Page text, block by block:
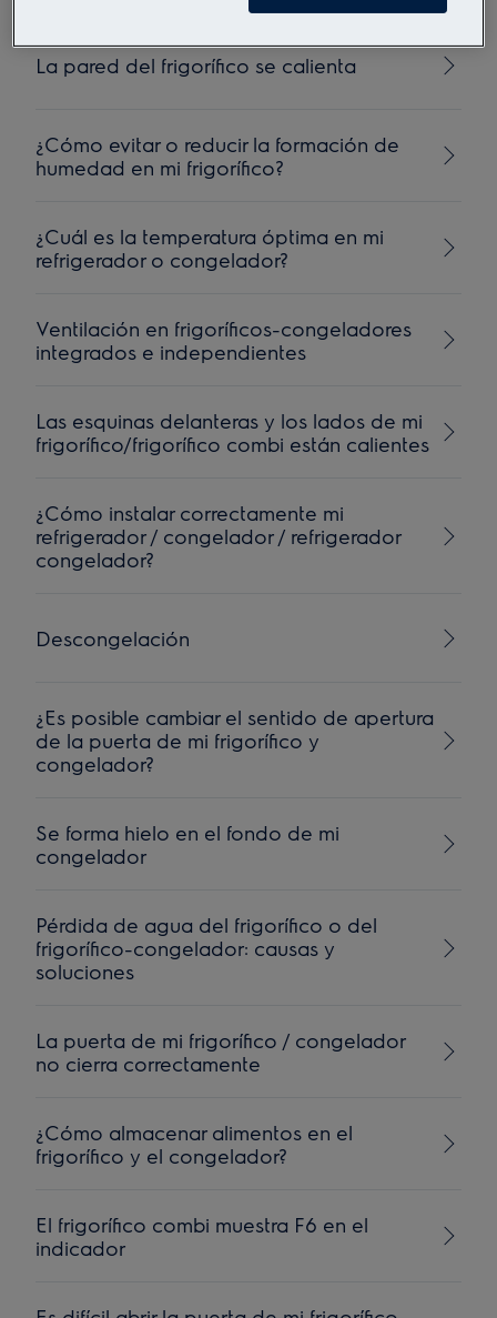
La pared del frigorífico se calienta
¿Cómo evitar o reducir la formación de
humedad en mi frigorífico?
¿Cuál es la temperatura óptima en mi
refrigerador o congelador?
Ventilación en frigoríficos-congeladores
integrados e independientes
Las esquinas delanteras y los lados de mi
frigorífico/frigorífico combi están calientes
¿Cómo instalar correctamente mi
refrigerador / congelador / refrigerador
congelador?
Descongelación
¿Es posible cambiar el sentido de apertura
de la puerta de mi frigorífico y
congelador?
Se forma hielo en el fondo de mi
congelador
Pérdida de agua del frigorífico o del
frigorífico-congelador: causas y
soluciones
La puerta de mi frigorífico / congelador
no cierra correctamente
¿Cómo almacenar alimentos en el
frigorífico y el congelador?
El frigorífico combi muestra F6 en el
indicador